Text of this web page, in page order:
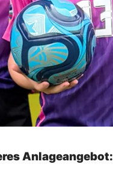
Anlageangebot: